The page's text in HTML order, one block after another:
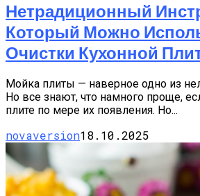
Нетрадиционный
Который Можно
Очистки Кухонной
Мойка плиты — наверное одно из
Но все знают, что намного проще,
плите по мере их появления. Но...
novaversion18.10.2025